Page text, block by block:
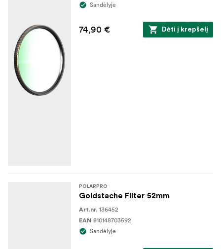
Sandėlyje
74,90 € Dėti į krepšelį
POLARPRO
Goldstache Filter 52mm
Art.nr. 136452
EAN 810148703592
Sandėlyje